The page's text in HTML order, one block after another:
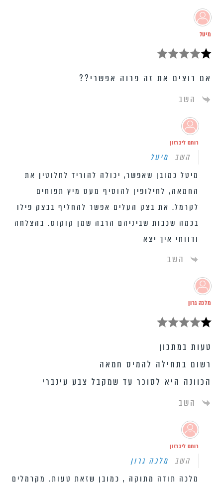
מיטל
אם רוצים את זה פרוה אפשרי??
השב
רותם ליברזון
השב מיטל
מיטל כמובן שאפשר, יכולה להוריד לחלוטין את
החמאה, לחילופין להוסיף מעט מיץ תפוחים
לקרמל. את בצק העלים אפשר להחליף בבצק פילו
בכמה שכבות שביניהם הרבה שמן קוקוס. בהצלחה
ודווחי איך יצא
השב
מלכה גרון
טעות במתכון
רשום בתחילה להמיס חמאה
הכוונה היא לסוכר עד שמקבל צבע עינברי
השב
רותם ליברזון
השב מלכה גרון
מלכה תודה מתוקה , כמובן שזאת טעות. מקרמלים